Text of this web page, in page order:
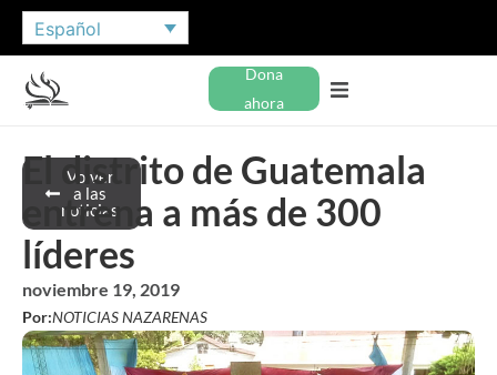
Español
Dona
ahora
Volver
a las
noticias
El distrito de Guatemala
entrena a más de 300
líderes
noviembre 19, 2019
Por:NOTICIAS NAZARENAS